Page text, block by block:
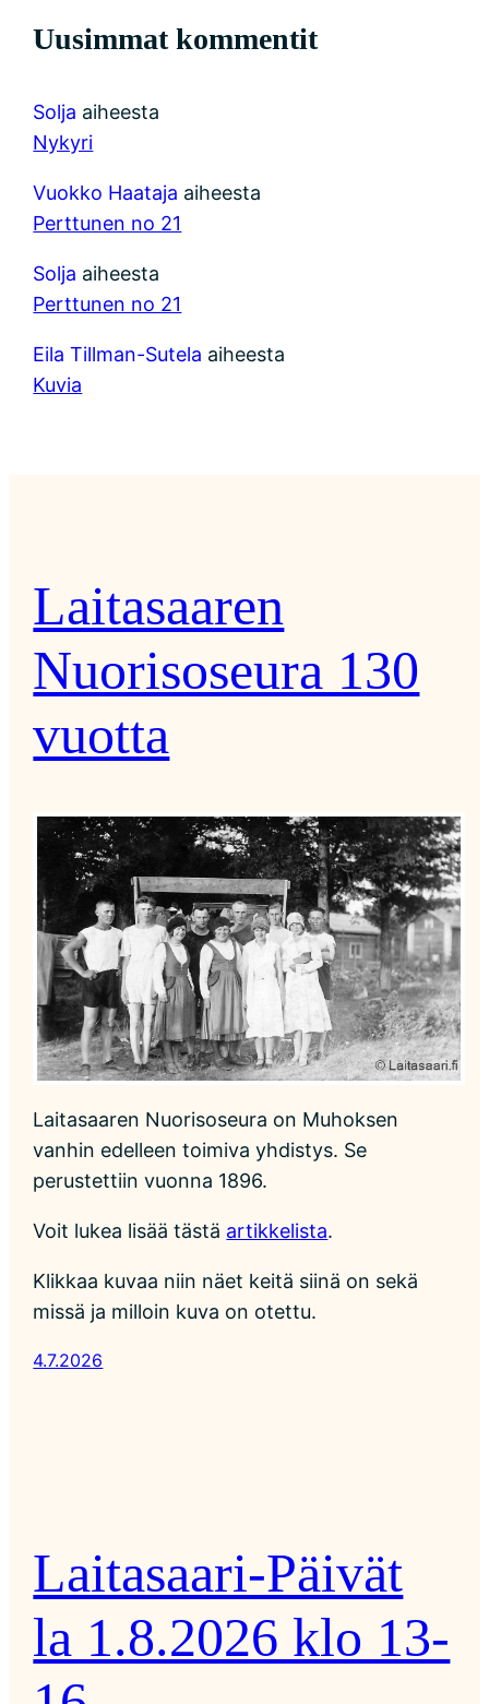
Uusimmat kommentit
Solja aiheesta
Nykyri
Vuokko Haataja aiheesta
Perttunen no 21
Solja aiheesta
Perttunen no 21
Eila Tillman-Sutela aiheesta
Kuvia
Laitasaaren
Nuorisoseura 130
vuotta
Laitasaaren Nuorisoseura on Muhoksen
vanhin edelleen toimiva yhdistys. Se
perustettiin vuonna 1896.
Voit lukea lisää tästä artikkelista.
Klikkaa kuvaa niin näet keitä siinä on sekä
missä ja milloin kuva on otettu.
4.7.2026
Laitasaari-Päivät
la 1.8.2026 klo 13-